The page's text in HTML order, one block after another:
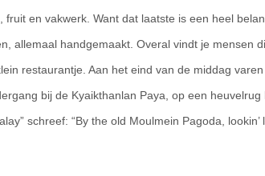
en vakwerk. Want dat laatste is een heel
allemaal handgemaakt. Overal vindt je mensen
restaurantje. Aan het eind van de middag
bij de Kyaikthanlan Paya, op een
schreef: “By the old Moulmein Pagoda, lookin’